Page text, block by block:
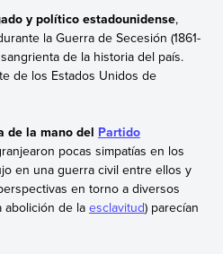
y político estadounidense,
la Guerra de Secesión (1861-
de la historia del país.
de los Estados Unidos de
de la mano del Partido
pocas simpatías en los
en una guerra civil entre ellos y
en torno a diversos
abolición de la esclavitud) parecían